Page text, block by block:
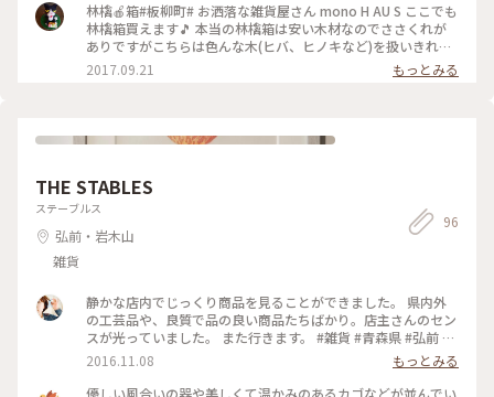
林檎🍎箱#板柳町# お洒落な雑貨屋さん mono H AU S ここでも
林檎箱買えます🎵 本当の林檎箱は安い木材なのでささくれが
ありですがこちらは色んな木(ヒバ、ヒノキなど)を扱いきれい
にしてあり小さいものから大きな🍎林檎箱サイズ迄豊富🎶
2017.09.21 もっとみる
THE STABLES
ステーブルス
弘前・岩木山
雑貨
96
静かな店内でじっくり商品を見ることができました。 県内外
の工芸品や、良質で品の良い商品たちばかり。店主さんのセン
スが光っていました。 また行きます。 #雑貨 #青森県 #弘前 #
手しごと
2016.11.08
もっとみる
優しい風合いの器や美しくて温かみのあるカゴなどが並んでい